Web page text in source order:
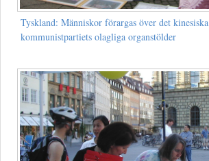
Tyskland: Människor förargas över det kinesiska
kommunistpartiets olagliga organstölder